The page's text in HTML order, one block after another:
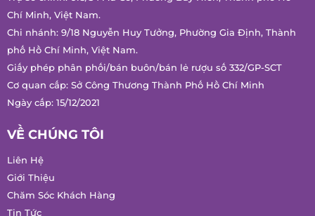
Chí Minh, Việt Nam.
Chi nhánh: 9/18 Nguyễn Huy Tưởng, Phường Gia Định, Thành
phố Hồ Chí Minh, Việt Nam.
Giấy phép phân phối/bán buôn/bán lẻ rượu số 332/GP-SCT
Cơ quan cấp: Sở Công Thương Thành Phố Hồ Chí Minh
Ngày cấp: 15/12/2021
VỀ CHÚNG TÔI
Liên Hệ
Giới Thiệu
Chăm Sóc Khách Hàng
Tin Tức